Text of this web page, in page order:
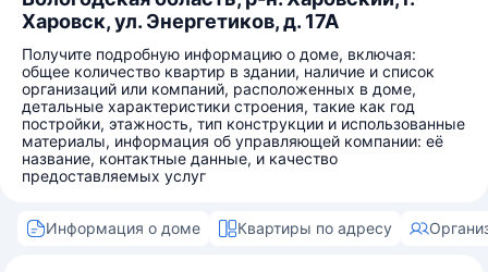
Харовск, ул. Энергетиков, д. 17А
Получите подробную информацию о доме, включая:
общее количество квартир в здании, наличие и список
организаций или компаний, расположенных в доме,
детальные характеристики строения, такие как год
постройки, этажность, тип конструкции и использованные
материалы, информация об управляющей компании: её
название, контактные данные, и качество
предоставляемых услуг
Информация о доме Квартиры по адресу